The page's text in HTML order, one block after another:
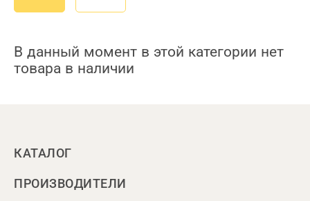
В данный момент в этой категории нет
товара в наличии
КАТАЛОГ
ПРОИЗВОДИТЕЛИ